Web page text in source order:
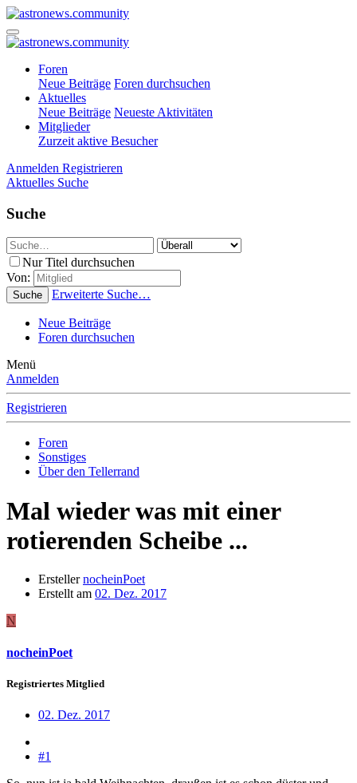
Foren
Neue Beiträge Foren durchsuchen
Aktuelles
Neue Beiträge Neueste Aktivitäten
Mitglieder
Zurzeit aktive Besucher
Anmelden Registrieren
Aktuelles Suche
Suche
Nur Titel durchsuchen
Von:
Suche Erweiterte Suche…
Neue Beiträge
Foren durchsuchen
Menü
Anmelden
Registrieren
Foren
Sonstiges
Über den Tellerrand
Mal wieder was mit einer
rotierenden Scheibe ...
Ersteller nocheinPoet
Erstellt am 02. Dez. 2017
N
nocheinPoet
Registriertes Mitglied
02. Dez. 2017
#1